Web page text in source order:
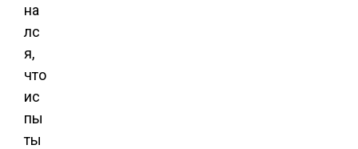
на
лс
я,
что
ис
пы
ты